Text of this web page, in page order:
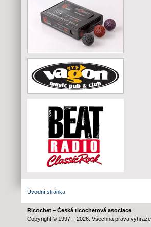
Úvodní stránka
Ricochet – Česká ricochetová asociace
Copyright © 1997 – 2026. Všechna práva